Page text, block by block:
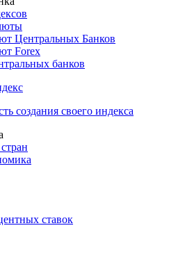
Центральных Банков
Forex
банков
создания своего индекса